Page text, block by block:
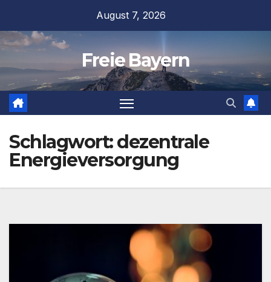
springen
August 7, 2026
Freie Bayern
Schlagwort:dezentrale
Energieversorgung